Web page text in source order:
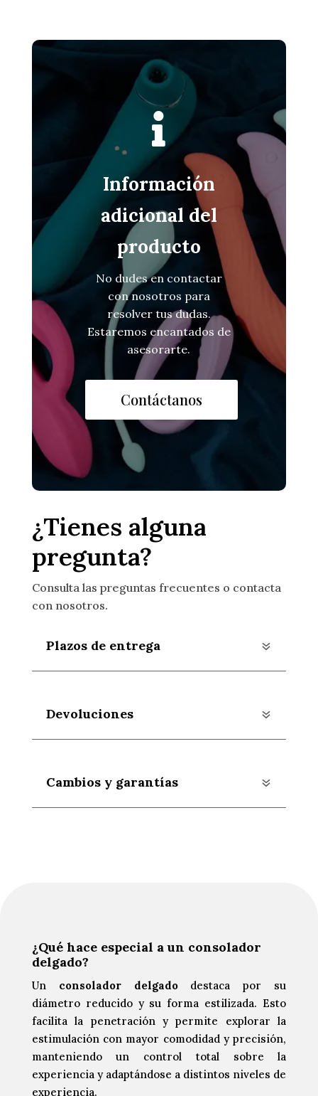

Información
adicional del
producto
No dudes en contactar
con nosotros para
resolver tus dudas.
Estaremos encantados de
asesorarte.
Contáctanos
¿Tienes alguna
pregunta?
Consulta las preguntas frecuentes o contacta
con nosotros.
Plazos de entrega
Devoluciones
Cambios y garantías
¿Qué hace especial a un consolador
delgado?
Un consolador delgadodestaca por su
diámetro reducido y su forma estilizada. Esto
facilita la penetración y permite explorar la
estimulación con mayor comodidad y precisión,
manteniendo un control total sobre la
experiencia y adaptándose a distintos niveles de
experiencia.